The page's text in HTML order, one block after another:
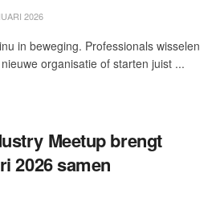
2026
in beweging. Professionals wisselen
organisatie of starten juist ...
Meetup brengt
2026 samen